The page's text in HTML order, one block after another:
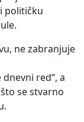
političku
ne zabranjuje
red“, a
se stvarno